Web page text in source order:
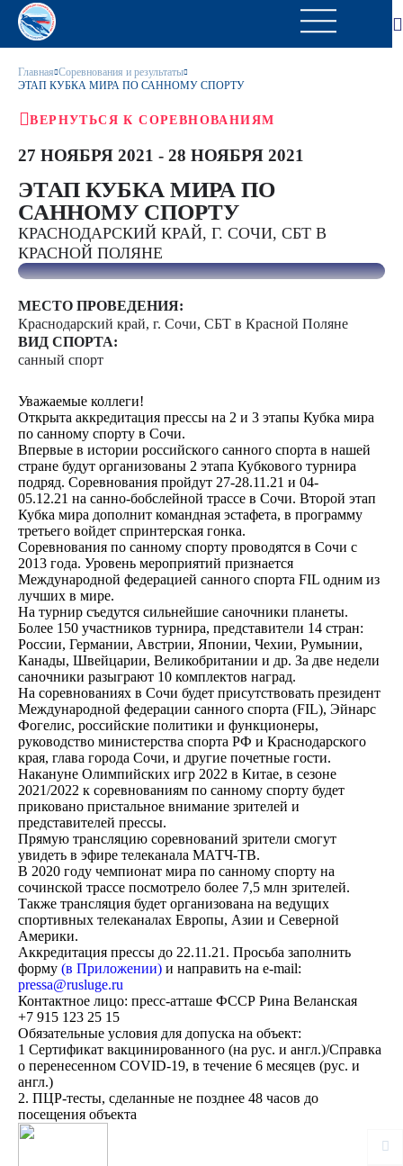
Главная Соревнования и результаты
ЭТАП КУБКА МИРА ПО САННОМУ СПОРТУ
ВЕРНУТЬСЯ К СОРЕВНОВАНИЯМ
27 НОЯБРЯ 2021 - 28 НОЯБРЯ 2021
ЭТАП КУБКА МИРА ПО
САННОМУ СПОРТУ
КРАСНОДАРСКИЙ КРАЙ, Г. СОЧИ, СБТ В
КРАСНОЙ ПОЛЯНЕ
МЕСТО ПРОВЕДЕНИЯ:
Краснодарский край, г. Сочи, СБТ в Красной Поляне
ВИД СПОРТА:
санный спорт
Уважаемые коллеги!
Открыта аккредитация прессы на 2 и 3 этапы Кубка мира
по санному спорту в Сочи.
Впервые в истории российского санного спорта в нашей
стране будут организованы 2 этапа Кубкового турнира
подряд. Соревнования пройдут 27-28.11.21 и 04-
05.12.21 на санно-бобслейной трассе в Сочи. Второй этап
Кубка мира дополнит командная эстафета, в программу
третьего войдет спринтерская гонка.
Соревнования по санному спорту проводятся в Сочи с
2013 года. Уровень мероприятий признается
Международной федерацией санного спорта FIL одним из
лучших в мире.
На турнир съедутся сильнейшие саночники планеты.
Более 150 участников турнира, представители 14 стран:
России, Германии, Австрии, Японии, Чехии, Румынии,
Канады, Швейцарии, Великобритании и др. За две недели
саночники разыграют 10 комплектов наград.
На соревнованиях в Сочи будет присутствовать президент
Международной федерации санного спорта (FIL), Эйнарс
Фогелис, российские политики и функционеры,
руководство министерства спорта РФ и Краснодарского
края, глава города Сочи, и другие почетные гости.
Накануне Олимпийских игр 2022 в Китае, в сезоне
2021/2022 к соревнованиям по санному спорту будет
приковано пристальное внимание зрителей и
представителей прессы.
Прямую трансляцию соревнований зрители смогут
увидеть в эфире телеканала МАТЧ-ТВ.
В 2020 году чемпионат мира по санному спорту на
сочинской трассе посмотрело более 7,5 млн зрителей.
Также трансляция будет организована на ведущих
спортивных телеканалах Европы, Азии и Северной
Америки.
Аккредитация прессы до 22.11.21. Просьба заполнить
форму (в Приложении) и направить на e-mail:
pressa@rusluge.ru
Контактное лицо: пресс-атташе ФССР Рина Веланская
+7 915 123 25 15
Обязательные условия для допуска на объект:
1 Сертификат вакцинированного (на рус. и англ.)/Справка
о перенесенном COVID-19, в течение 6 месяцев (рус. и
англ.)
2. ПЦР-тесты, сделанные не позднее 48 часов до
посещения объекта